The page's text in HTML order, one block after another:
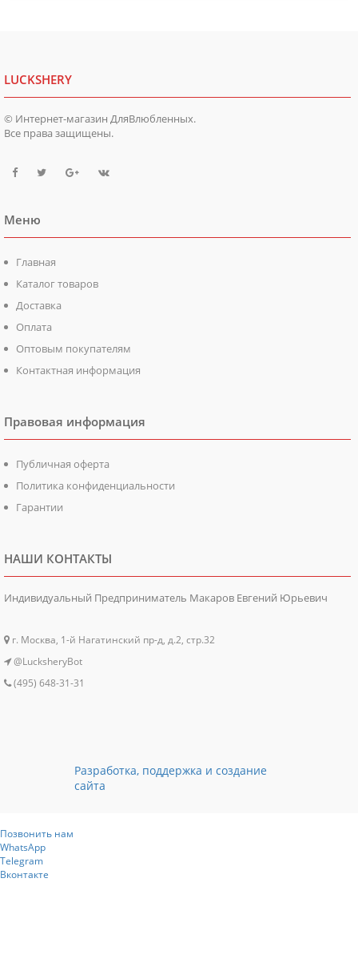
LUCKSHERY
© Интернет-магазин ДляВлюбленных.
Все права защищены.
Меню
Главная
Каталог товаров
Доставка
Оплата
Оптовым покупателям
Контактная информация
Правовая информация
Публичная оферта
Политика конфиденциальности
Гарантии
НАШИ КОНТАКТЫ
Индивидуальный Предприниматель Макаров Евгений Юрьевич
г. Москва, 1-й Нагатинский пр-д, д.2, стр.32
@LucksheryBot
(495) 648-31-31
Разработка, поддержка и создание
сайта
Позвонить нам
WhatsApp
Telegram
Вконтакте